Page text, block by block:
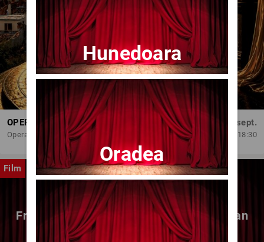
OPERA BRAȘOV ESTIVAL – DANCING SUMMER - SPECTACOL DE BALET
Opera Brasov
Dum, 6 sept.
18:30
Film
Fragmente dintr-un atelier – (regia Bogdan
Mureșanu) – AG
Hunedoara
Oradea